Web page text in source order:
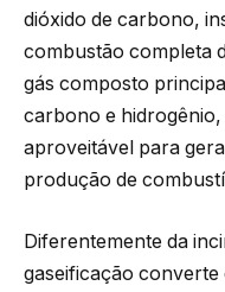
dióxido de carbono,
combustão completa
gás composto
carbono e
aproveitável para
produção de
Diferentemente da
gaseificação converte